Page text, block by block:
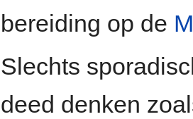
bereiding op de
Slechts
deed denken